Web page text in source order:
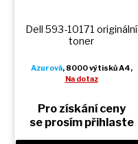
Dell 593-10171 originální
toner
Azurová, 8000 výtisků A4,
Na dotaz
Pro získání ceny
se prosím přihlaste